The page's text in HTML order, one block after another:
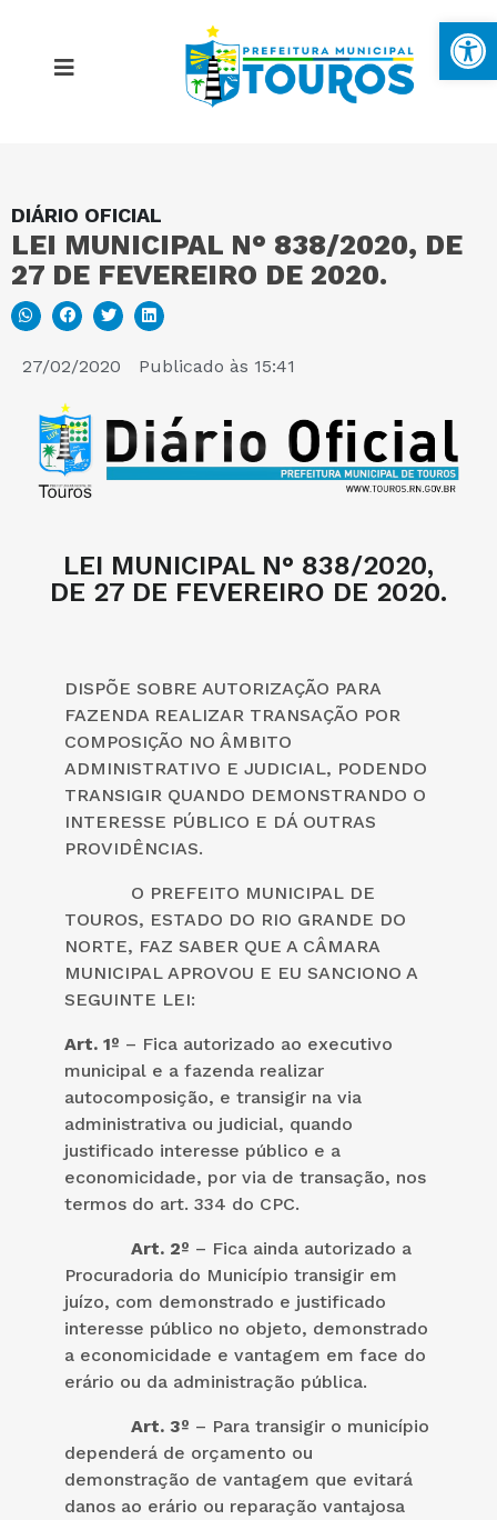
DIÁRIO OFICIAL
LEI MUNICIPAL N° 838/2020, DE
27 DE FEVEREIRO DE 2020.
27/02/2020 Publicado às 15:41
LEI MUNICIPAL N° 838/2020,
DE 27 DE FEVEREIRO DE 2020.
DISPÕE SOBRE AUTORIZAÇÃO PARA
FAZENDA REALIZAR TRANSAÇÃO POR
COMPOSIÇÃO NO ÂMBITO
ADMINISTRATIVO E JUDICIAL, PODENDO
TRANSIGIR QUANDO DEMONSTRANDO O
INTERESSE PÚBLICO E DÁ OUTRAS
PROVIDÊNCIAS.
O PREFEITO MUNICIPAL DE
TOUROS, ESTADO DO RIO GRANDE DO
NORTE, FAZ SABER QUE A CÂMARA
MUNICIPAL APROVOU E EU SANCIONO A
SEGUINTE LEI:
Art. 1º – Fica autorizado ao executivo
municipal e a fazenda realizar
autocomposição, e transigir na via
administrativa ou judicial, quando
justificado interesse público e a
economicidade, por via de transação, nos
termos do art. 334 do CPC.
Art. 2º – Fica ainda autorizado a
Procuradoria do Município transigir em
juízo, com demonstrado e justificado
interesse público no objeto, demonstrado
a economicidade e vantagem em face do
erário ou da administração pública.
Art. 3º – Para transigir o município
dependerá de orçamento ou
demonstração de vantagem que evitará
danos ao erário ou reparação vantajosa
MAPA DO SITE
PORTAL DA TRANSPARÊNCIA
E-SIC
PERGUNTAS FREQUENTES